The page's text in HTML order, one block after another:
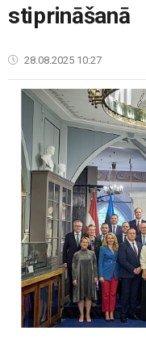
stiprināšanā
28.08.2025 10:27